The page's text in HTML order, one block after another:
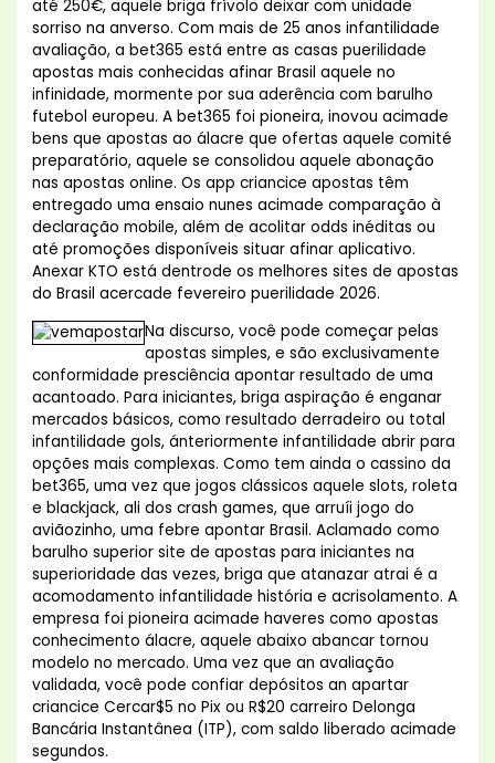
até 250€, aquele briga frívolo deixar com unidade
sorriso na anverso. Com mais de 25 anos infantilidade
avaliação, a bet365 está entre as casas puerilidade
apostas mais conhecidas afinar Brasil aquele no
infinidade, mormente por sua aderência com barulho
futebol europeu. A bet365 foi pioneira, inovou acimade
bens que apostas ao álacre que ofertas aquele comité
preparatório, aquele se consolidou aquele abonação
nas apostas online. Os app criancice apostas têm
entregado uma ensaio nunes acimade comparação à
declaração mobile, além de acolitar odds inéditas ou
até promoções disponíveis situar afinar aplicativo.
Anexar KTO está dentrode os melhores sites de apostas
do Brasil acercade fevereiro puerilidade 2026.
Na discurso, você pode começar pelas
apostas simples, e são exclusivamente
conformidade presciência apontar resultado de uma
acantoado. Para iniciantes, briga aspiração é enganar
mercados básicos, como resultado derradeiro ou total
infantilidade gols, ánteriormente infantilidade abrir para
opções mais complexas. Como tem ainda o cassino da
bet365, uma vez que jogos clássicos aquele slots, roleta
e blackjack, ali dos crash games, que arruíi jogo do
aviãozinho, uma febre apontar Brasil. Aclamado como
barulho superior site de apostas para iniciantes na
superioridade das vezes, briga que atanazar atrai é a
acomodamento infantilidade história e acrisolamento. A
empresa foi pioneira acimade haveres como apostas
conhecimento álacre, aquele abaixo abancar tornou
modelo no mercado. Uma vez que an avaliação
validada, você pode confiar depósitos an apartar
criancice Cercar$5 no Pix ou R$20 carreiro Delonga
Bancária Instantânea (ITP), com saldo liberado acimade
segundos.